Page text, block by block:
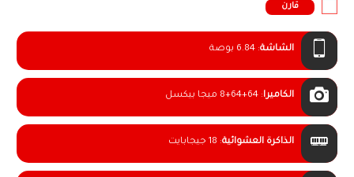
قارن
الشاشة:6.84 بوصة
الكاميرا:8+64+64 ميجا بيكسل
الذاكرة العشوائية: 18 جيجابايت